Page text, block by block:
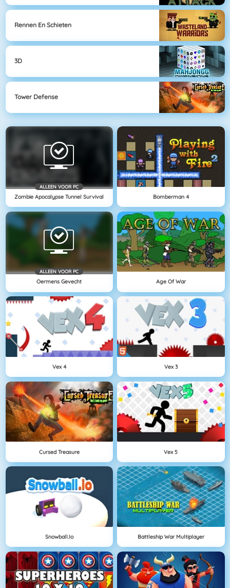
Rennen En Schieten
3D
Tower Defense
ALLEEN VOOR PC
Zombie Apocalypse Tunnel Survival Bomberman 4
ALLEEN VOOR PC
Oermens Gevecht Age Of War
Vex 4 Vex 3
Cursed Treasure Vex 5
Snowball.io Battleship War Multiplayer